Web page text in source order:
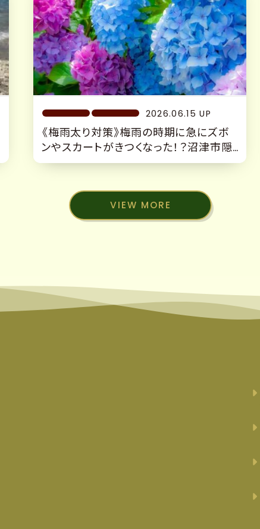
2026.06.15 UP
《梅雨太り対策》梅雨の時期に急にズボ
ンやスカートがきつくなった！？沼津市隠
れ家サロン 更年期太り 慢性不調 整
VIEW MORE